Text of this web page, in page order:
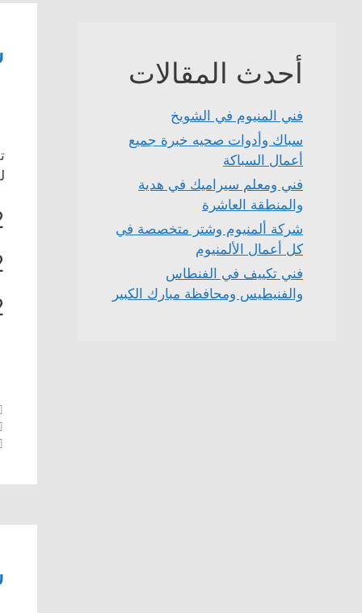
أحدث المقالات
فني المنيوم في الشويخ
سباك وأدوات صحيه خبرة جميع
أعمال السباكة
فني ومعلم سيراميك في هدية
والمنطقة العاشرة
شركة ألمنيوم وشتر متخصصة في
كل أعمال الألمنيوم
فني تكييف في الفنطاس
والفنيطيس ومحافظة مبارك الكبير